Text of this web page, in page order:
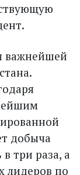
важнейшей
добыча
три раза, а
лидеров по